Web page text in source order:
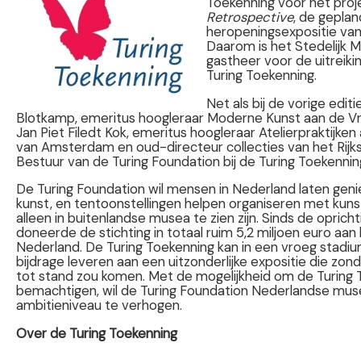
Retrospective, de
heropeningsexpositie
Daarom is het Stedelijk
gastheer voor de
Turing Toekenning.
Net als bij de vorige
Blotkamp, emeritus hoogleraar Moderne Kunst aan de
Jan Piet Filedt Kok, emeritus hoogleraar
van Amsterdam en oud-directeur collecties van het
Bestuur van de Turing Foundation bij de Turing
De Turing Foundation wil mensen in Nederland laten
kunst, en tentoonstellingen helpen organiseren met
alleen in buitenlandse musea te zien zijn. Sinds de
doneerde de stichting in totaal ruim 5,2 miljoen euro
Nederland. De Turing Toekenning kan in een vroeg
bijdrage leveren aan een uitzonderlijke expositie die
tot stand zou komen. Met de mogelijkheid om de Turing
bemachtigen, wil de Turing Foundation Nederlandse
ambitieniveau te verhogen.
Over de Turing Toekenning